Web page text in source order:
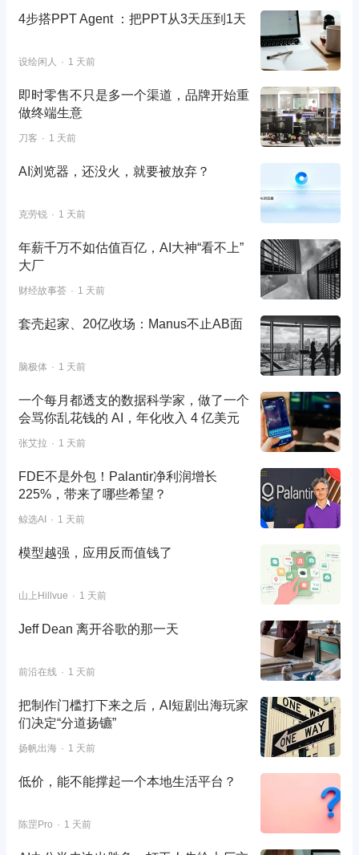
4步搭PPT Agent ：把PPT从3天压到1天
设绘闲人 1 天前
即时零售不只是多一个渠道，品牌开始重
做终端生意
刀客 1 天前
AI浏览器，还没火，就要被放弃？
克劳锐 1 天前
年薪千万不如估值百亿，AI大神“看不上”
大厂
财经故事荟 1 天前
套壳起家、20亿收场：Manus不止AB面
脑极体 1 天前
一个每月都透支的数据科学家，做了一个
会骂你乱花钱的 AI，年化收入 4 亿美元
张艾拉 1 天前
FDE不是外包！Palantir净利润增长
225%，带来了哪些希望？
鲸选AI 1 天前
模型越强，应用反而值钱了
山上Hillvue 1 天前
Jeff Dean 离开谷歌的那一天
前沿在线 1 天前
把制作门槛打下来之后，AI短剧出海玩家
们决定“分道扬镳”
扬帆出海 1 天前
低价，能不能撑起一个本地生活平台？
陈罡Pro 1 天前